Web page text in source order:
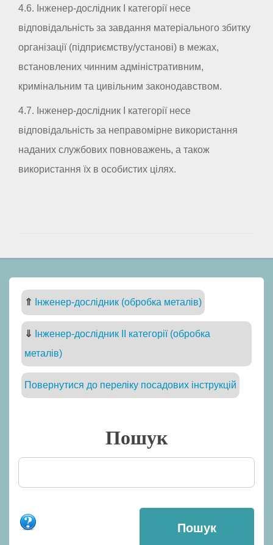
4.6. Інженер-дослідник I категорії несе
відповідальність за завдання матеріального збитку
організації (підприємству/установі) в межах,
встановлених чинним адміністративним,
кримінальним та цивільним законодавством.
4.7. Інженер-дослідник I категорії несе
відповідальність за неправомірне використання
наданих службових повноважень, а також
використання їх в особистих цілях.
⇑ Інженер-дослідник (обробка металів)
⇓
Інженер-дослідник II категорії (обробка
металів)
Повернутися до переліку посадових інструкцій
Пошук